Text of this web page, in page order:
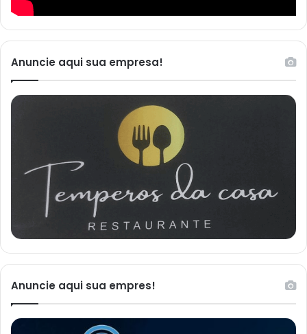
Anuncie aqui sua empresa!
Anuncie aqui sua empres!